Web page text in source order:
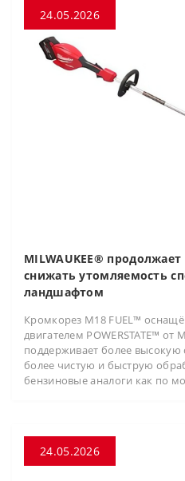
24.05.2026
MILWAUKEE®
снижать утомляемость
ландшафтом
Кромкорез M18 FUEL™
двигателем POWERSTATE™
поддерживает более высокую
более чистую и быструю
бензиновые аналоги как по
24.05.2026